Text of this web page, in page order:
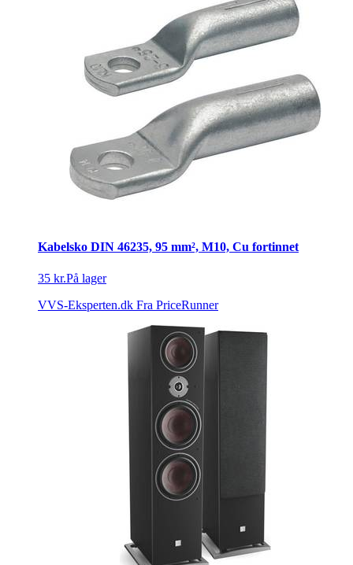
Kabelsko DIN 46235, 95 mm², M10, Cu fortinnet
35 kr.På lager
VVS-Eksperten.dk Fra PriceRunner